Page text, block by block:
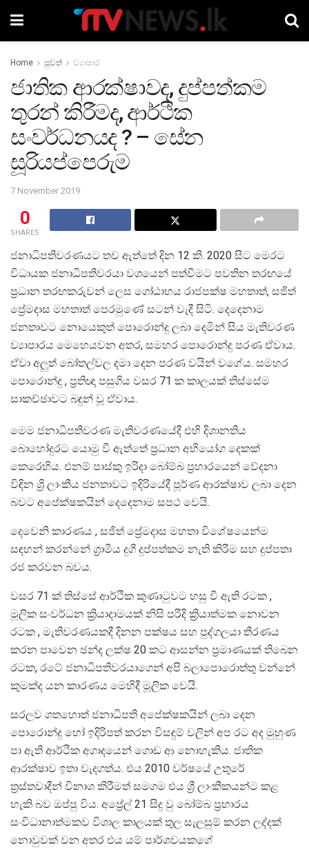
Home පුවත් ව්‍යාපාර
ජාතික ආරක්ෂාවද, දුප්පත්කම
තුරන් කිරීමද, ආර්ථික
සංවර්ධනයද ? – සේන
සූරියප්පෙරුම
7 November 2019
0
SHARES
ජනාධිපතිවරණයට තව ඇත්තේ දින 12 කි. 2020 සිට මෙරට
විධායක ජනාධිපතිවරයා වශයෙන් පත්වීමට පවතින තරඟයේ
ප්‍රධාන තරඟකරුවන් ලෙස ගෝඨාභය රාජපක්ෂ මහතාත්, සජිත්
ප්‍රේමදාස මහතාත් පෙරමුණේ සටන් වැදී සිටි. දෙදෙනාම
ජනතාවට නොයෙකුත් පොරොන්දු ලබා දෙමින් සිය මැතිවරණ
ව්‍යාපාරය මෙහෙයවන අතර, සමහර පොරොන්දු පරණ ඒවාය.
ඒවා අලුත් බෝතල්වල දමා දෙන පරණ වයින් වගේය. සමහර
පොරොන්දු , ප්‍රතිඥා පසුගිය වසර 71 ක කාලයක් තිස්සේම
සාකච්ඡාවට බඳුන් වූ ඒවාය.
මෙම ජනාධිපතිවරණ මැතිවරණයේදී එහි දිශානතිය
බොහෝදුරට යොමු වී ඇත්තේ ප්‍රධාන අභියෝග දෙකක්
කෙරෙහිය. එනම් පාස්කු ඉරිදා බෝම්බ ප්‍රහාරයෙන් වේදනා
විඳින ශ්‍රි ලාංකීය ජනතාවට ඉදිරියේදී පූර්ණ ආරක්ෂාව ලබා දෙන
බවට අපේක්ෂකයින් දෙදෙනාම සපථ වෙයි.
දෙවෙනි කාරණය , සජිත් ප්‍රේමදාස මහතා විශේෂයෙන්ම
සඳහන් කරන්නේ ග්‍රාමීය දුගී දුප්පත්කම නැති කිරීම සහ දුප්පතා
රජ කරවන බවය.
වසර 71 ක් තිස්සේ ආර්ථික කුණාටුවට හසු වී ඇති රටක ,
මූලික සංවර්ධන ක්‍රියාදාමයක් නිසි පරිදි ක්‍රියාත්මක නොවන
රටක , මැතිවරණයකදී දිනන පක්ෂය සහ පුද්ගලයා තීරණය
කරන පාවෙන ඡන්ද ලක්ෂ 20 කට ආසන්න ප්‍රමාණයක් තිබෙන
රටක, රටේ ජනාධිපතිවරයාගෙන් අපි බලාපොරොත්තු වන්නේ
කුමක්ද යන කාරණය මෙහිදී මූලික වෙයි.
සරලව ගතහොත් ජනාධිපති අපේක්ෂකයින් ලබා දෙන
පොරොන්දු හෝ ඉදිරිපත් කරන විසඳුම් වලින් අප රට අද මුහුණ
පා ඇති ආර්ථික අගාදයෙන් ගොඩ ආ නොහැකිය. ජාතික
ආරක්ෂාව ඉතා වැදගත්ය. එය 2010 වර්ෂයේ උතුරේ
ත්‍රස්තවාදීන් විනාශ කිරීමත් සමගම එය ශ්‍රී ලාංකීකයන්ට කළ
හැකි බව ඔප්පු විය. අප්‍රේල් 21 සිදු වු බෝම්බ ප්‍රහාරය
සංවිධානාත්මකව විශාල කාලයක් තුල සැලසුම් කරන ලද්දක්
නොවුවක් වන අතර එය යම් පාර්ශවයකගේ